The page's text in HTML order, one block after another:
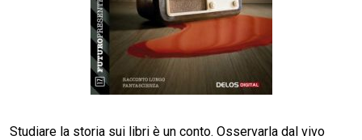
Studiare la storia sui libri è un conto. Osservarla dal vivo